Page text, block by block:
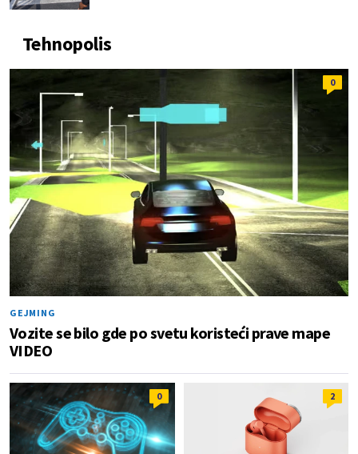
Tehnopolis
0
GEJMING
Vozite se bilo gde po svetu koristeći prave mape
VIDEO
0 2